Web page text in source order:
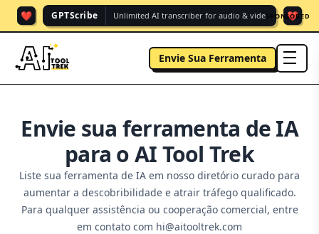
❤️ GPTScribe Unlimited AI transcriber for audio & vide. ❤️
SPONSORED
Envie Sua Ferramenta
Envie sua ferramenta de IA
para o AI Tool Trek
Liste sua ferramenta de IA em nosso diretório curado para
aumentar a descobribilidade e atrair tráfego qualificado.
Para qualquer assistência ou cooperação comercial, entre
em contato com hi@aitooltrek.com